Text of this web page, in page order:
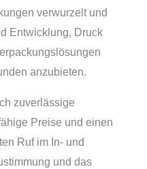
verwurzelt und
Entwicklung, Druck
anzubieten.
zuverlässige
Preise und einen
Ruf im In- und
und das